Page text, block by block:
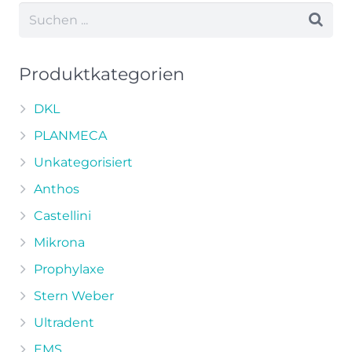
Produktkategorien
DKL
PLANMECA
Unkategorisiert
Anthos
Castellini
Mikrona
Prophylaxe
Stern Weber
Ultradent